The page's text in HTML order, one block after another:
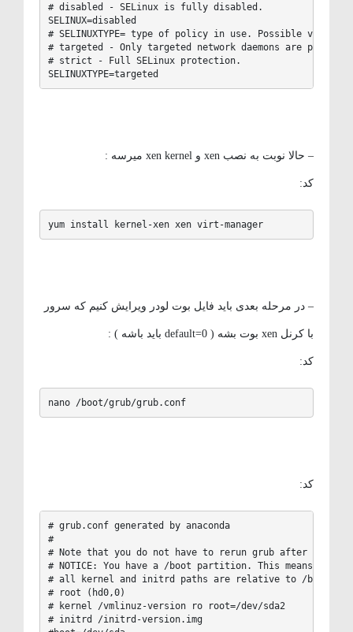
# disabled - SELinux is fully disabled.
SELINUX=disabled
# SELINUXTYPE= type of policy in use. Possible values
# targeted - Only targeted network daemons are
# strict - Full SELinux protection.
SELINUXTYPE=targeted
– حالا نوبت به نصب xen و xen kernel میرسه :
کد:
yum install kernel-xen xen virt-manager
– در مرحله بعدی باید فایل بوت لودر ویرایش کنیم که سرور
با کرنل xen بوت بشه ( default=0 باید باشه ) :
کد:
nano /boot/grub/grub.conf
کد:
# grub.conf generated by anaconda
#
# Note that you do not have to rerun grub after
# NOTICE: You have a /boot partition. This means that
# all kernel and initrd paths are relative to /boot/,
# root (hd0,0)
# kernel /vmlinuz-version ro root=/dev/sda2
# initrd /initrd-version.img